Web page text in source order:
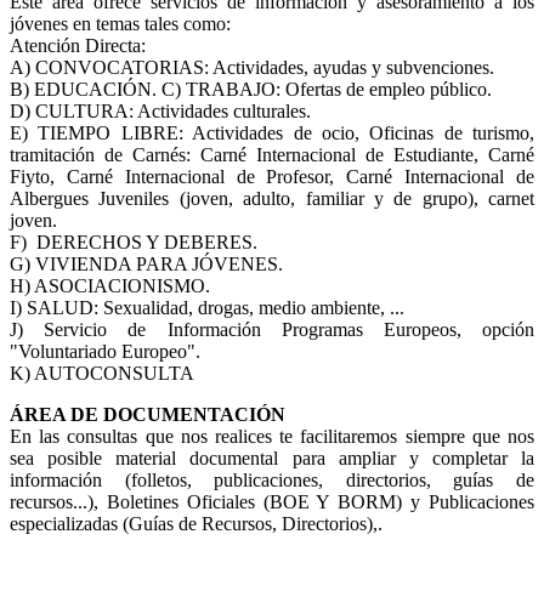
jóvenes en temas tales como:
Atención Directa:
A) CONVOCATORIAS: Actividades, ayudas y subvenciones.
B) EDUCACIÓN. C) TRABAJO: Ofertas de empleo público.
D) CULTURA: Actividades culturales.
E) TIEMPO LIBRE: Actividades de ocio, Oficinas de turismo,
tramitación de Carnés: Carné Internacional de Estudiante, Carné
Fiyto, Carné Internacional de Profesor, Carné Internacional de
Albergues Juveniles (joven, adulto, familiar y de grupo), carnet
joven.
F) DERECHOS Y DEBERES.
G) VIVIENDA PARA JÓVENES.
H) ASOCIACIONISMO.
I) SALUD: Sexualidad, drogas, medio ambiente, ...
J) Servicio de Información Programas Europeos, opción
"Voluntariado Europeo".
K) AUTOCONSULTA
ÁREA DE DOCUMENTACIÓN
En las consultas que nos realices te facilitaremos siempre que nos
sea posible material documental para ampliar y completar la
información (folletos, publicaciones, directorios, guías de
recursos...), Boletines Oficiales (BOE Y BORM) y Publicaciones
especializadas (Guías de Recursos, Directorios),.